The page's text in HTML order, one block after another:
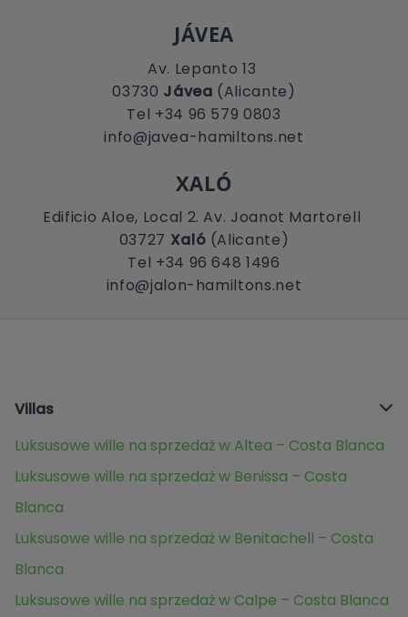
JÁVEA
Av. Lepanto 13
03730 Jávea (Alicante)
Tel +34 96 579 0803
info@javea-hamiltons.net
XALÓ
Edificio Aloe, Local 2. Av. Joanot Martorell
03727 Xaló (Alicante)
Tel +34 96 648 1496
info@jalon-hamiltons.net
Villas
Luksusowe wille na sprzedaż w Altea – Costa Blanca
Luksusowe wille na sprzedaż w Benissa – Costa
Blanca
Luksusowe wille na sprzedaż w Benitachell – Costa
Blanca
Luksusowe wille na sprzedaż w Calpe – Costa Blanca